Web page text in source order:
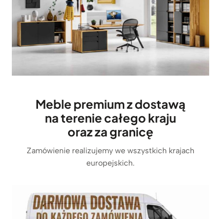
Meble premium z dostawą
na terenie całego kraju
oraz za granicę
Zamówienie realizujemy we wszystkich krajach
europejskich.